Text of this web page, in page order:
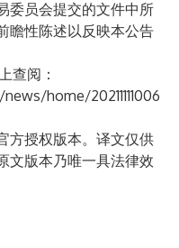
委员会提交的文件中所
瞻性陈述以反映本公告
查阅：
home/20211111006
方授权版本。译文仅供
文版本乃唯一具法律效